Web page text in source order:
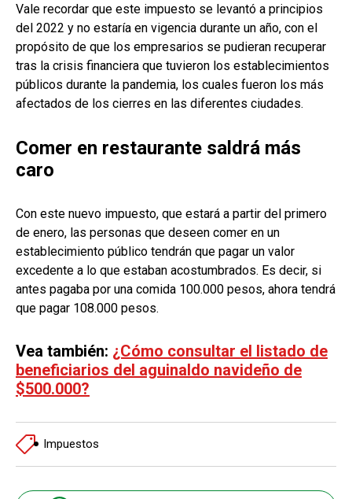
Vale recordar que este impuesto se levantó a principios
del 2022 y no estaría en vigencia durante un año, con el
propósito de que los empresarios se pudieran recuperar
tras la crisis financiera que tuvieron los establecimientos
públicos durante la pandemia, los cuales fueron los más
afectados de los cierres en las diferentes ciudades.
Comer en restaurante saldrá más
caro
Con este nuevo impuesto, que estará a partir del primero
de enero, las personas que deseen comer en un
establecimiento público tendrán que pagar un valor
excedente a lo que estaban acostumbrados. Es decir, si
antes pagaba por una comida 100.000 pesos, ahora tendrá
que pagar 108.000 pesos.
Vea también: ¿Cómo consultar el listado de
beneficiarios del aguinaldo navideño de
$500.000?
Impuestos